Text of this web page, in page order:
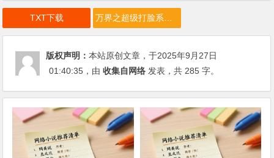
TXT下载 万界之超级打脸系统下载
版权声明：本站原创文章，于2025年9月27日
01:40:35 ，由收集自网络 发表，共 285 字。